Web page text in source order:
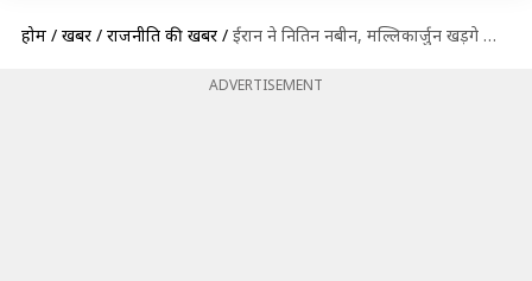
होम / खबरें / राजनीति की खबरें / ईरान ने नितिन नबीन, मल्लिकार्जुन खड़गे और सलमान खुर्शीद को अली खामेनेई की विदाई में बुलाया
ADVERTISEMENT